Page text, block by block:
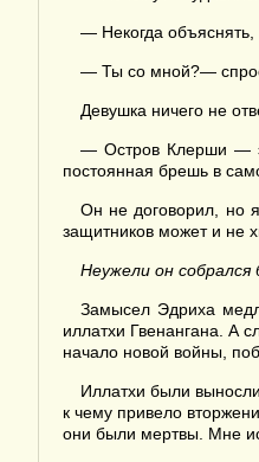
— Некогда объяснять,
— Ты со мной?—
Девушка ничего не
— Остров Клерши —
постоянная брешь в
Он не договорил, но
защитников может и не
Неужели он
Замысел Эдриха
иллатхи Гвенангана. А
начало новой войны,
Иллатхи были
к чему привело
они были мертвы. Мне